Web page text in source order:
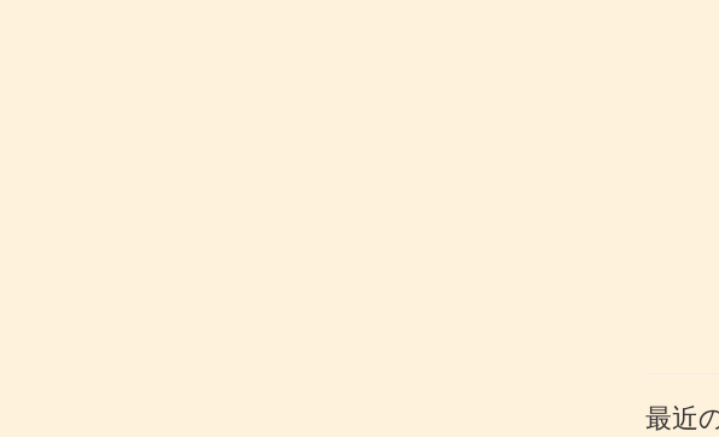
最近